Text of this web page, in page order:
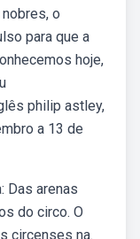
o
para que a
hoje,
philip astley,
a 13 de
Das arenas
do circo. O
circenses na.